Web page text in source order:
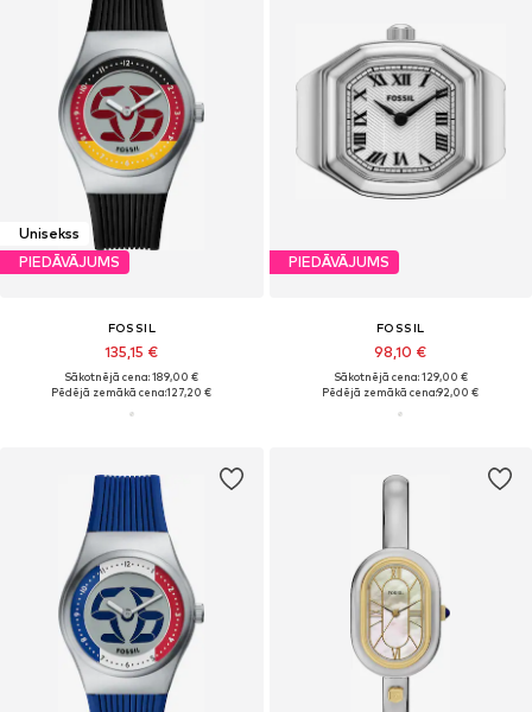
Unisekss
PIEDĀVĀJUMS
FOSSIL
135,15 €
Sākotnējā cena: 189,00 €
Pēdējā zemākā cena:127,20 €
PIEDĀVĀJUMS
FOSSIL
98,10 €
Sākotnējā cena: 129,00 €
Pēdējā zemākā cena:92,00 €